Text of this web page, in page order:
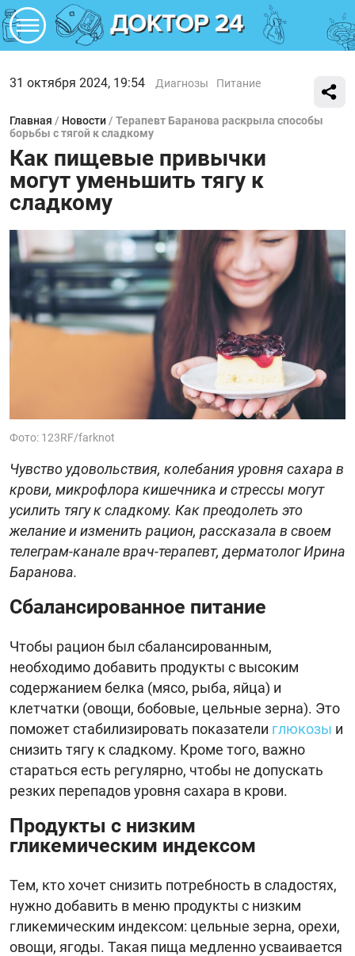
31 октября 2024, 19:54 Диагнозы Питание
Главная / Новости / Терапевт Баранова раскрыла способы
борьбы с тягой к сладкому
Как пищевые привычки
могут уменьшить тягу к
сладкому
Фото: 123RF/farknot
Чувство удовольствия, колебания уровня сахара в
крови, микрофлора кишечника и стрессы могут
усилить тягу к сладкому. Как преодолеть это
желание и изменить рацион, рассказала в своем
телеграм-канале врач-терапевт, дерматолог Ирина
Баранова.
Сбалансированное питание
Чтобы рацион был сбалансированным,
необходимо добавить продукты с высоким
содержанием белка (мясо, рыба, яйца) и
клетчатки (овощи, бобовые, цельные зерна). Это
поможет стабилизировать показатели глюкозы и
снизить тягу к сладкому. Кроме того, важно
стараться есть регулярно, чтобы не допускать
резких перепадов уровня сахара в крови.
Продукты с низким
гликемическим индексом
Тем, кто хочет снизить потребность в сладостях,
нужно добавить в меню продукты с низким
гликемическим индексом: цельные зерна, орехи,
овощи, ягоды. Такая пища медленно усваивается